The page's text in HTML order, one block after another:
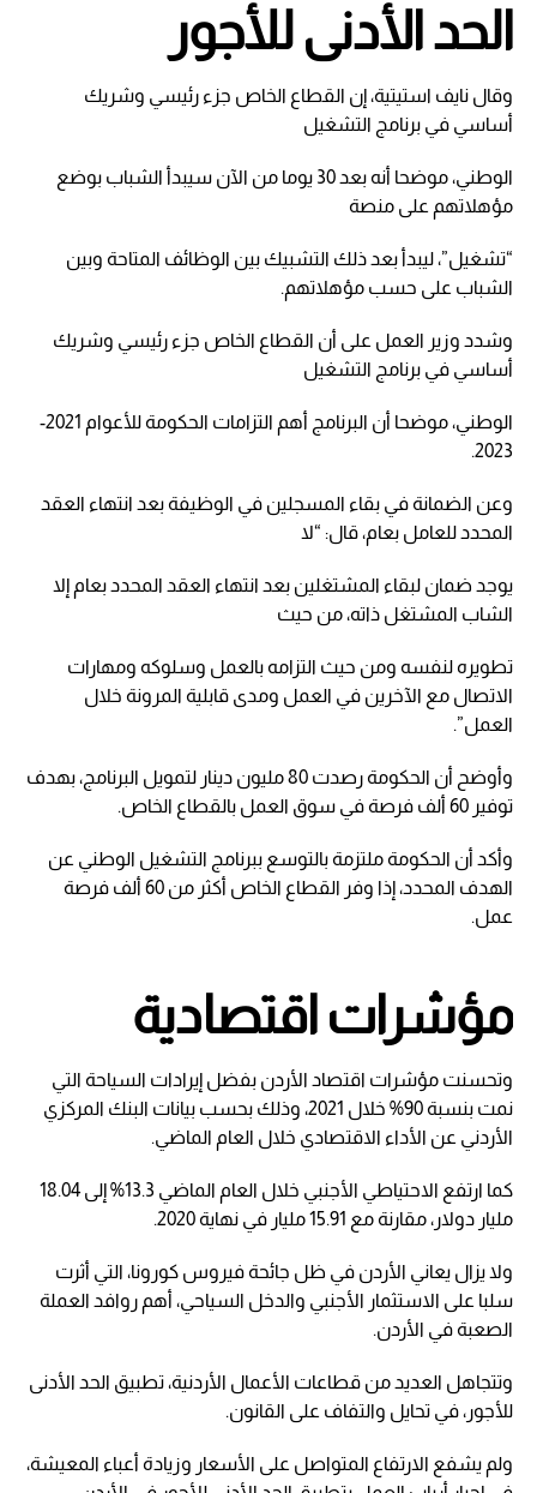
الحد الأدنى للأجور
وقال نايف استيتية، إن القطاع الخاص جزء رئيسي وشريك
أساسي في برنامج التشغيل
الوطني، موضحا أنه بعد 30 يوما من الآن سيبدأ الشباب بوضع
مؤهلاتهم على منصة
“تشغيل”، ليبدأ بعد ذلك التشبيك بين الوظائف المتاحة وبين
الشباب على حسب مؤهلاتهم.
وشدد وزير العمل على أن القطاع الخاص جزء رئيسي وشريك
أساسي في برنامج التشغيل
الوطني، موضحا أن البرنامج أهم التزامات الحكومة للأعوام 2021-
2023.
وعن الضمانة في بقاء المسجلين في الوظيفة بعد انتهاء العقد
المحدد للعامل بعام، قال: “لا
يوجد ضمان لبقاء المشتغلين بعد انتهاء العقد المحدد بعام إلا
الشاب المشتغل ذاته، من حيث
تطويره لنفسه ومن حيث التزامه بالعمل وسلوكه ومهارات
الاتصال مع الآخرين في العمل ومدى قابلية المرونة خلال
العمل”.
وأوضح أن الحكومة رصدت 80 مليون دينار لتمويل البرنامج، بهدف
توفير 60 ألف فرصة في سوق العمل بالقطاع الخاص.
وأكد أن الحكومة ملتزمة بالتوسع ببرنامج التشغيل الوطني عن
الهدف المحدد، إذا وفر القطاع الخاص أكثر من 60 ألف فرصة
عمل.
مؤشرات اقتصادية
وتحسنت مؤشرات اقتصاد الأردن بفضل إيرادات السياحة التي
نمت بنسبة 90% خلال 2021، وذلك بحسب بيانات البنك المركزي
الأردني عن الأداء الاقتصادي خلال العام الماضي.
كما ارتفع الاحتياطي الأجنبي خلال العام الماضي 13.3% إلى 18.04
مليار دولار، مقارنة مع 15.91 مليار في نهاية 2020.
ولا يزال يعاني الأردن في ظل جائحة فيروس كورونا، التي أثرت
سلبا على الاستثمار الأجنبي والدخل السياحي، أهم روافد العملة
الصعبة في الأردن.
وتتجاهل العديد من قطاعات الأعمال الأردنية، تطبيق الحد الأدنى
للأجور، في تحايل والتفاف على القانون.
ولم يشفع الارتفاع المتواصل على الأسعار وزيادة أعباء المعيشة،